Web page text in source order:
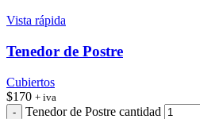
Vista rápida
Tenedor de Postre
Cubiertos
$170 + iva
Tenedor de Postre cantidad